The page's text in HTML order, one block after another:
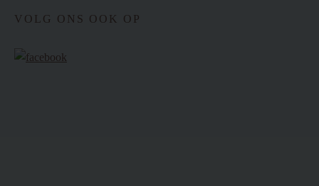
VOLG ONS OOK OP